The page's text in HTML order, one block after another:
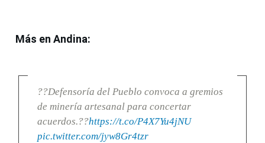
Más en Andina:
??Defensoría del Pueblo convoca a gremios
de minería artesanal para concertar
acuerdos.??https://t.co/P4X7Yu4jNU
pic.twitter.com/jyw8Gr4tzr